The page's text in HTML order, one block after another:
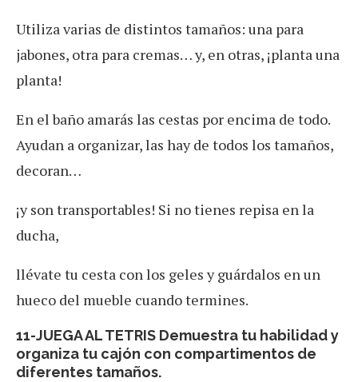
Utiliza varias de distintos tamaños: una para
jabones, otra para cremas… y, en otras, ¡planta una
planta!
En el baño amarás las cestas por encima de todo.
Ayudan a organizar, las hay de todos los tamaños,
decoran…
¡y son transportables! Si no tienes repisa en la
ducha,
llévate tu cesta con los geles y guárdalos en un
hueco del mueble cuando termines.
11-JUEGA AL TETRIS Demuestra tu habilidad y
organiza tu cajón con compartimentos de
diferentes tamaños.